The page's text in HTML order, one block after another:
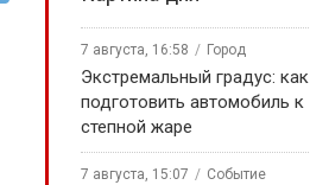
7 августа, 16:58 Город
Экстремальный градус: как
подготовить автомобиль к
степной жаре
7 августа, 15:07 Событие